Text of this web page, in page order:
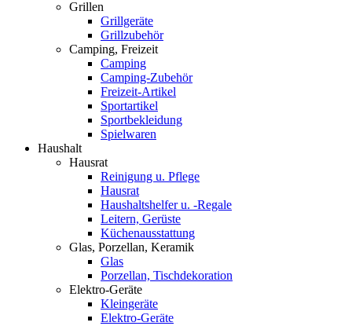
Grillen
Grillgeräte
Grillzubehör
Camping, Freizeit
Camping
Camping-Zubehör
Freizeit-Artikel
Sportartikel
Sportbekleidung
Spielwaren
Haushalt
Hausrat
Reinigung u. Pflege
Hausrat
Haushaltshelfer u. -Regale
Leitern, Gerüste
Küchenausstattung
Glas, Porzellan, Keramik
Glas
Porzellan, Tischdekoration
Elektro-Geräte
Kleingeräte
Elektro-Geräte